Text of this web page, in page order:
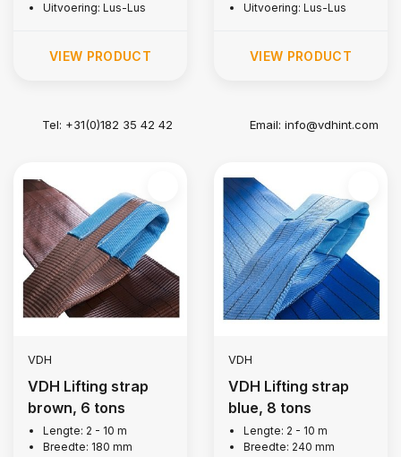
Uitvoering: Lus-Lus
VIEW PRODUCT
Uitvoering: Lus-Lus
VIEW PRODUCT
Tel: +31(0)182 35 42 42 Email:info@vdhint.com
VDH
VDH Lifting strap
brown, 6 tons
Lengte: 2 - 10 m
Breedte: 180 mm
VDH
VDH Lifting strap
blue, 8 tons
Lengte: 2 - 10 m
Breedte: 240 mm